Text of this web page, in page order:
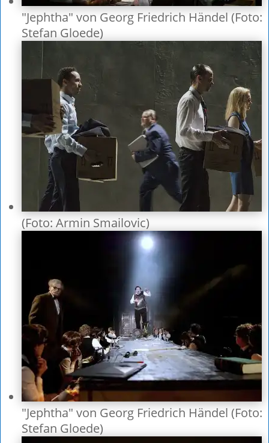
"Jephtha" von Georg Friedrich Händel (Foto:
Stefan Gloede)
(Foto: Armin Smailovic)
"Jephtha" von Georg Friedrich Händel (Foto:
Stefan Gloede)